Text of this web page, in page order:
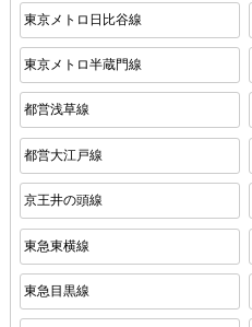
東京メトロ日比谷線
東京メトロ半蔵門線
都営浅草線
都営大江戸線
京王井の頭線
東急東横線
東急目黒線